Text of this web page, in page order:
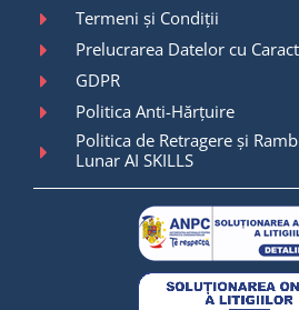
Termeni și Condiții
Prelucrarea Datelor cu
GDPR
Politica Anti-Hărțuire
Politica de Retragere și
Lunar AI SKILLS